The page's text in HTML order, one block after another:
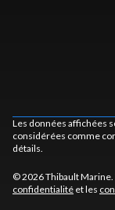
Les données affichées
considérées comme
détails.
© 2026 Thibault
confidentialité et les